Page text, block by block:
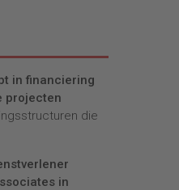
in financiering
projecten
die
in